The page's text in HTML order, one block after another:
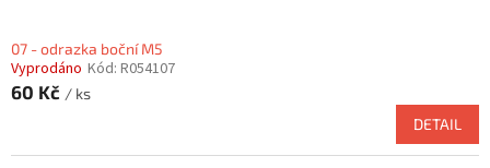
07 - odrazka boční M5
Vyprodáno Kód: R054107
60 Kč / ks
DETAIL